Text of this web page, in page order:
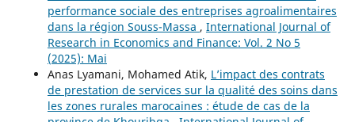
performance sociale des entreprises agroalimentaires
dans la région Souss-Massa , International Journal of
Research in Economics and Finance: Vol. 2 No 5
(2025): Mai
Anas Lyamani, Mohamed Atik, L’impact des contrats
de prestation de services sur la qualité des soins dans
les zones rurales marocaines : étude de cas de la